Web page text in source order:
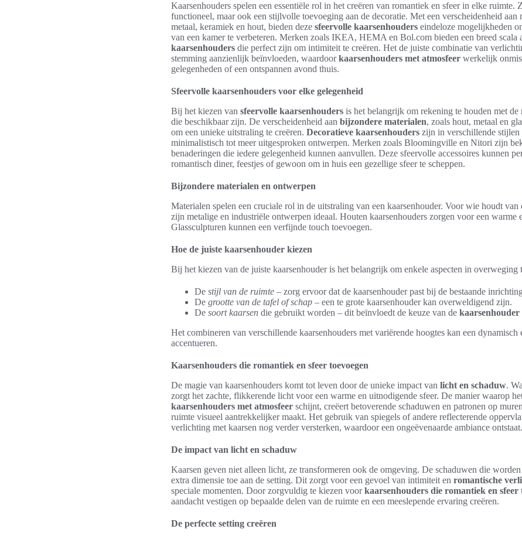
Kaarsenhouders spelen een essentiële rol in het creëren van romantiek en sfeer in elke ruimte.
functioneel, maar ook een stijlvolle toevoeging aan de decoratie. Met een verscheidenheid aan
metaal, keramiek en hout, bieden deze sfeervolle kaarsenhouders eindeloze mogelijkheden
van een kamer te verbeteren. Merken zoals IKEA, HEMA en Bol.com bieden een breed scala
kaarsenhouders die perfect zijn om intimiteit te creëren. Het de juiste combinatie van
stemming aanzienlijk beïnvloeden, waardoorkaarsenhouders met atmosfeer werkelijk
gelegenheden of een ontspannen avond thuis.
Sfeervolle kaarsenhouders voor elke gelegenheid
Bij het kiezen van sfeervolle kaarsenhouders is het belangrijk om rekening te houden met de
die beschikbaar zijn. De verscheidenheid aan bijzondere materialen, zoals hout, metaal en
om een unieke uitstraling te creëren. Decoratieve kaarsenhouders zijn in verschillende stijlen
minimalistisch tot meer uitgesproken ontwerpen. Merken zoals Bloomingville en Nitori zijn
benaderingen die iedere gelegenheid kunnen aanvullen. Deze sfeervolle accessoires kunnen
romantisch diner, feestjes of gewoon om in huis een gezellige sfeer te scheppen.
Bijzondere materialen en ontwerpen
Materialen spelen een cruciale rol in de uitstraling van een kaarsenhouder. Voor wie houdt van
zijn metalige en industriële ontwerpen ideaal. Houten kaarsenhouders zorgen voor een warme
Glassculpturen kunnen een verfijnde touch toevoegen.
Hoe de juiste kaarsenhouder kiezen
Bij het kiezen van de juiste kaarsenhouder is het belangrijk om enkele aspecten in overweging
De stijl van de ruimte – zorg ervoor dat de kaarsenhouder past bij de bestaande
De grootte van de tafel of schap – een te grote kaarsenhouder kan overweldigend zijn.
De soort kaarsen die gebruikt worden – dit beïnvloedt de keuze van de
Het combineren van verschillende kaarsenhouders met variërende hoogtes kan een dynamisch
accentueren.
Kaarsenhouders die romantiek en sfeer toevoegen
De magie van kaarsenhouders komt tot leven door de unieke impact van licht en schaduw.
zorgt het zachte, flikkerende licht voor een warme en uitnodigende sfeer. De manier waarop
kaarsenhouders met atmosfeer schijnt, creëert betoverende schaduwen en patronen op
ruimte visueel aantrekkelijker maakt. Het gebruik van spiegels of andere reflecterende
verlichting met kaarsen nog verder versterken, waardoor een ongeëvenaarde ambiance ontstaat.
De impact van licht en schaduw
Kaarsen geven niet alleen licht, ze transformeren ook de omgeving. De schaduwen die worden
extra dimensie toe aan de setting. Dit zorgt voor een gevoel van intimiteit en romantische
speciale momenten. Door zorgvuldig te kiezen voorkaarsenhouders die romantiek en sfeer
aandacht vestigen op bepaalde delen van de ruimte en een meeslepende ervaring creëren.
De perfecte setting creëren